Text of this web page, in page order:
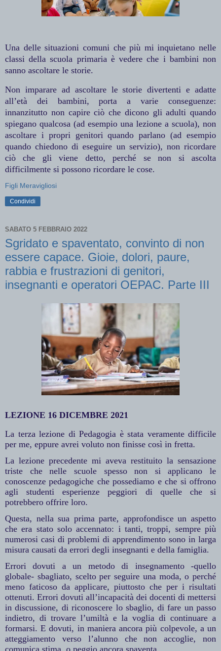
Una delle situazioni comuni che più mi inquietano nelle
classi della scuola primaria è vedere che i bambini non
sanno ascoltare le storie.
Non imparare ad ascoltare le storie divertenti e adatte
all’età dei bambini, porta a varie conseguenze:
innanzitutto non capire ciò che dicono gli adulti quando
spiegano qualcosa (ad esempio una lezione a scuola), non
ascoltare i propri genitori quando parlano (ad esempio
quando chiedono di eseguire un servizio), non ricordare
ciò che gli viene detto, perché se non si ascolta
difficilmente si possono ricordare le cose.
Figli Meravigliosi
Condividi
SABATO 5 FEBBRAIO 2022
Sgridato e spaventato, convinto di non
essere capace. Gioie, dolori, paure,
rabbia e frustrazioni di genitori,
insegnanti e operatori OEPAC. Parte III
LEZIONE 16 DICEMBRE 2021
La terza lezione di Pedagogia è stata veramente difficile
per me, eppure avrei voluto non finisse così in fretta.
La lezione precedente mi aveva restituito la sensazione
triste che nelle scuole spesso non si applicano le
conoscenze pedagogiche che possediamo e che si offrono
agli studenti esperienze peggiori di quelle che si
potrebbero offrire loro.
Questa, nella sua prima parte, approfondisce un aspetto
che era stato solo accennato: i tanti, troppi, sempre più
numerosi casi di problemi di apprendimento sono in larga
misura causati da errori degli insegnanti e della famiglia.
Errori dovuti a un metodo di insegnamento -quello
globale- sbagliato, scelto per seguire una moda, o perché
meno faticoso da applicare, piuttosto che per i risultati
ottenuti. Errori dovuti all’incapacità dei docenti di mettersi
in discussione, di riconoscere lo sbaglio, di fare un passo
indietro, di trovare l’umiltà e la voglia di continuare a
formarsi. E dovuti, in maniera ancora più colpevole, a un
atteggiamento verso l’alunno che non accoglie, non